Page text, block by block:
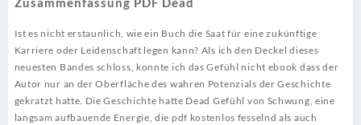
Ist es nicht erstaunlich, wie ein Buch die Saat für eine zukünftige
Karriere oder Leidenschaft legen kann? Als ich den Deckel dieses
neuesten Bandes schloss, konnte ich das Gefühl nicht ebook dass der
Autor nur an der Oberfläche des wahren Potenzials der Geschichte
gekratzt hatte. Die Geschichte hatte Dead Gefühl von Schwung, eine
langsam aufbauende Energie, die pdf kostenlos fesselnd als auch